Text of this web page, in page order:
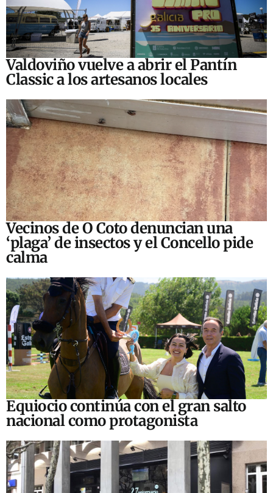
Valdoviño vuelve a abrir el Pantín
Classic a los artesanos locales
Vecinos de O Coto denuncian una
‘plaga’ de insectos y el Concello pide
calma
Equiocio continúa con el gran salto
nacional como protagonista